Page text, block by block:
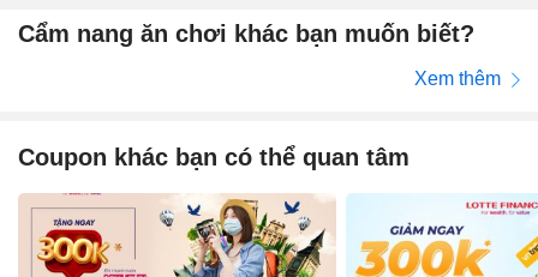
Cẩm nang ăn chơi khác bạn muốn biết?
Xem thêm
Coupon khác bạn có thể quan tâm